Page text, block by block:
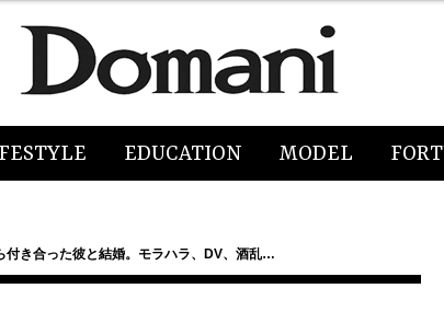
EDUCATION MODEL
付き合った彼と結婚。モラハラ、DV、酒乱…